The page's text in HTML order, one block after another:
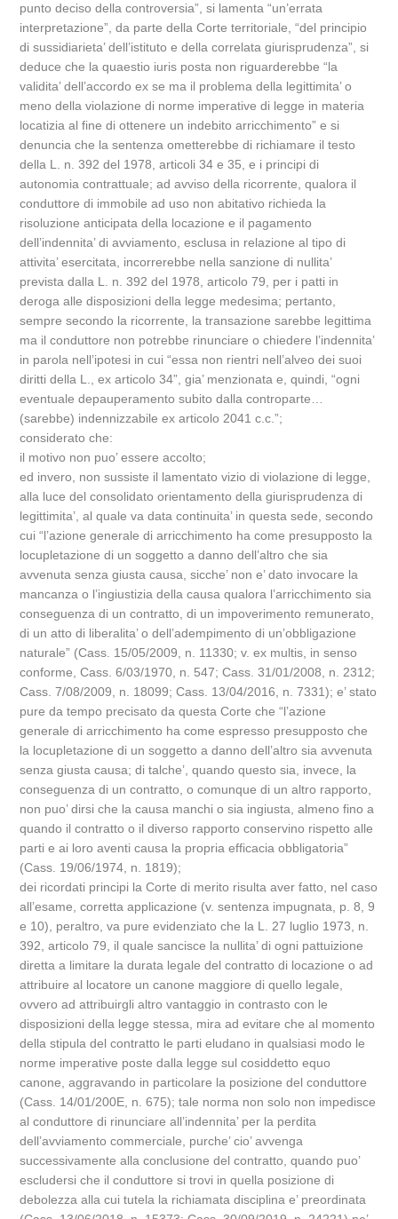
punto deciso della controversia”, si lamenta “un’errata
interpretazione”, da parte della Corte territoriale, “del principio
di sussidiarieta’ dell’istituto e della correlata giurisprudenza”, si
deduce che la quaestio iuris posta non riguarderebbe “la
validita’ dell’accordo ex se ma il problema della legittimita’ o
meno della violazione di norme imperative di legge in materia
locatizia al fine di ottenere un indebito arricchimento” e si
denuncia che la sentenza ometterebbe di richiamare il testo
della L. n. 392 del 1978, articoli 34 e 35, e i principi di
autonomia contrattuale; ad avviso della ricorrente, qualora il
conduttore di immobile ad uso non abitativo richieda la
risoluzione anticipata della locazione e il pagamento
dell’indennita’ di avviamento, esclusa in relazione al tipo di
attivita’ esercitata, incorrerebbe nella sanzione di nullita’
prevista dalla L. n. 392 del 1978, articolo 79, per i patti in
deroga alle disposizioni della legge medesima; pertanto,
sempre secondo la ricorrente, la transazione sarebbe legittima
ma il conduttore non potrebbe rinunciare o chiedere l’indennita’
in parola nell’ipotesi in cui “essa non rientri nell’alveo dei suoi
diritti della L., ex articolo 34”, gia’ menzionata e, quindi, “ogni
eventuale depauperamento subito dalla controparte…
(sarebbe) indennizzabile ex articolo 2041 c.c.”;
considerato che:
il motivo non puo’ essere accolto;
ed invero, non sussiste il lamentato vizio di violazione di legge,
alla luce del consolidato orientamento della giurisprudenza di
legittimita’, al quale va data continuita’ in questa sede, secondo
cui “l’azione generale di arricchimento ha come presupposto la
locupletazione di un soggetto a danno dell’altro che sia
avvenuta senza giusta causa, sicche’ non e’ dato invocare la
mancanza o l’ingiustizia della causa qualora l’arricchimento sia
conseguenza di un contratto, di un impoverimento remunerato,
di un atto di liberalita’ o dell’adempimento di un’obbligazione
naturale” (Cass. 15/05/2009, n. 11330; v. ex multis, in senso
conforme, Cass. 6/03/1970, n. 547; Cass. 31/01/2008, n. 2312;
Cass. 7/08/2009, n. 18099; Cass. 13/04/2016, n. 7331); e’ stato
pure da tempo precisato da questa Corte che “l’azione
generale di arricchimento ha come espresso presupposto che
la locupletazione di un soggetto a danno dell’altro sia avvenuta
senza giusta causa; di talche’, quando questo sia, invece, la
conseguenza di un contratto, o comunque di un altro rapporto,
non puo’ dirsi che la causa manchi o sia ingiusta, almeno fino a
quando il contratto o il diverso rapporto conservino rispetto alle
parti e ai loro aventi causa la propria efficacia obbligatoria”
(Cass. 19/06/1974, n. 1819);
dei ricordati principi la Corte di merito risulta aver fatto, nel caso
all’esame, corretta applicazione (v. sentenza impugnata, p. 8, 9
e 10), peraltro, va pure evidenziato che la L. 27 luglio 1973, n.
392, articolo 79, il quale sancisce la nullita’ di ogni pattuizione
diretta a limitare la durata legale del contratto di locazione o ad
attribuire al locatore un canone maggiore di quello legale,
ovvero ad attribuirgli altro vantaggio in contrasto con le
disposizioni della legge stessa, mira ad evitare che al momento
della stipula del contratto le parti eludano in qualsiasi modo le
norme imperative poste dalla legge sul cosiddetto equo
canone, aggravando in particolare la posizione del conduttore
(Cass. 14/01/200E, n. 675); tale norma non solo non impedisce
al conduttore di rinunciare all’indennita’ per la perdita
dell’avviamento commerciale, purche’ cio’ avvenga
successivamente alla conclusione del contratto, quando puo’
escludersi che il conduttore si trovi in quella posizione di
debolezza alla cui tutela la richiamata disciplina e’ preordinata